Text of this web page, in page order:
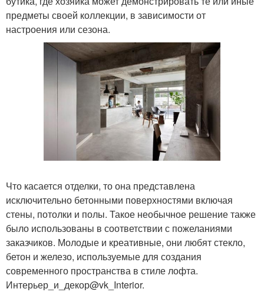
предметы своей коллекции, в зависимости от
настроения или сезона.
Что касается отделки, то она представлена
исключительно бетонными поверхностями включая
стены, потолки и полы. Такое необычное решение также
было использованы в соответствии с пожеланиями
заказчиков. Молодые и креативные, они любят стекло,
бетон и железо, используемые для создания
современного пространства в стиле лофта.
Интерьер_и_декор@vk_Interior.